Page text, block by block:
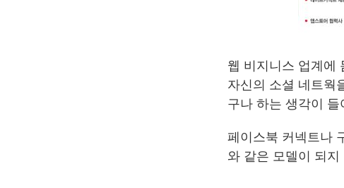
웹 비지니스 업계에
자신의 소셜 네트웍
구나 하는 생각이
페이스북 커넥트나
와 같은 모델이 되지